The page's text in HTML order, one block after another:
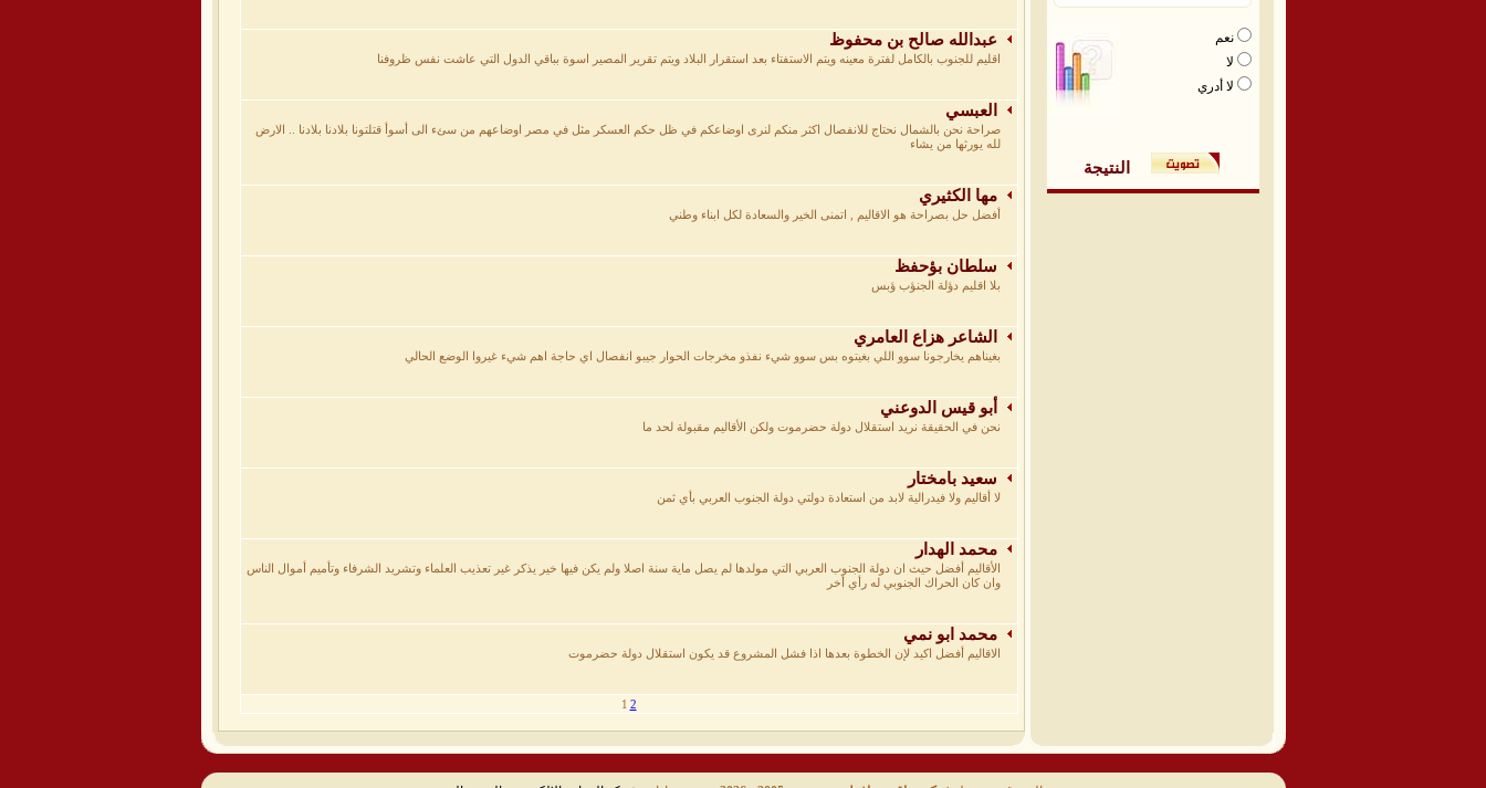
عبدالله صالح بن محفوظ
اقليم للجنوب بالكامل لفترة معينه ويتم الاستفتاء بعد استقرار البلاد ويتم تقرير المصير اسوة بباقي الدول التي عاشت نفس ظروفنا
العبسي
صراحة نحن بالشمال نحتاج للانفصال اكثر منكم لنرى اوضاعكم في ظل حكم العسكر مثل في مصر اوضاعهم من سئء الى أسوأ قتلتونا بلادنا بلادنا .. الارض
لله يورثها من يشاء
مها الكثيري
أفضل حل بصراحة هو الاقاليم , اتمنى الخير والسعادة لكل ابناء وطني
سلطان بؤحفظ
بلا اقليم دؤلة الجنؤب ؤبس
الشاعر هزاع العامري
بغيناهم يخارجونا سوو اللي بغيتوه بس سوو شيء نفذو مخرجات الحوار جيبو انفصال اي حاجة اهم شيء غيروا الوضع الحالي
أبو قيس الدوعني
نحن في الحقيقة نريد استقلال دولة حضرموت ولكن الأقاليم مقبولة لحد ما
سعيد بامختار
لا أقاليم ولا فيدرالية لابد من استعادة دولتي دولة الجنوب العربي بأي ثمن
محمد الهدار
الأقاليم أفضل حيث ان دولة الجنوب العربي التي مولدها لم يصل ماية سنة اصلا ولم يكن فيها خير يذكر غير تعذيب العلماء وتشريد الشرفاء وتأميم أموال الناس
وان كان الحراك الجنوبي له رأي أخر
محمد ابو نمي
الاقاليم أفضل اكيد لإن الخطوة بعدها اذا فشل المشروع قد يكون استقلال دولة حضرموت
1 2
نعم
لا
لا أدري
النتيجة